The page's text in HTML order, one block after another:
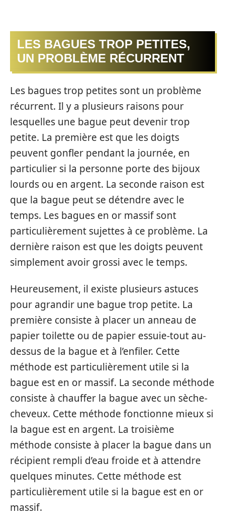
LES BAGUES TROP PETITES,
UN PROBLÈME RÉCURRENT
Les bagues trop petites sont un problème
récurrent. Il y a plusieurs raisons pour
lesquelles une bague peut devenir trop
petite. La première est que les doigts
peuvent gonfler pendant la journée, en
particulier si la personne porte des bijoux
lourds ou en argent. La seconde raison est
que la bague peut se détendre avec le
temps. Les bagues en or massif sont
particulièrement sujettes à ce problème. La
dernière raison est que les doigts peuvent
simplement avoir grossi avec le temps.
Heureusement, il existe plusieurs astuces
pour agrandir une bague trop petite. La
première consiste à placer un anneau de
papier toilette ou de papier essuie-tout au-
dessus de la bague et à l’enfiler. Cette
méthode est particulièrement utile si la
bague est en or massif. La seconde méthode
consiste à chauffer la bague avec un sèche-
cheveux. Cette méthode fonctionne mieux si
la bague est en argent. La troisième
méthode consiste à placer la bague dans un
récipient rempli d’eau froide et à attendre
quelques minutes. Cette méthode est
particulièrement utile si la bague est en or
massif.